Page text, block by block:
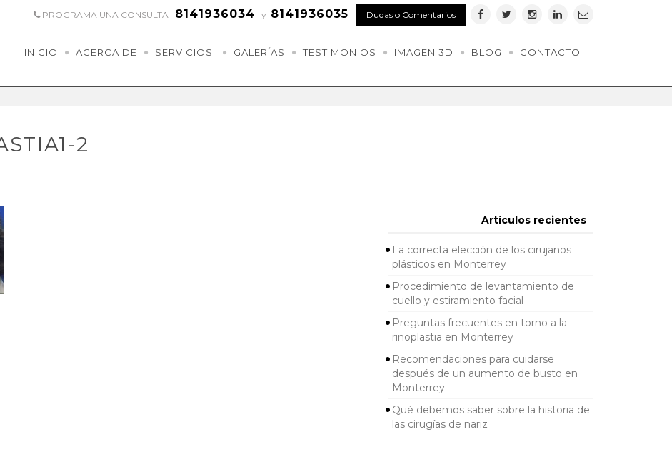
PROGRAMA UNA CONSULTA 8141936034 y 8141936035 Dudas o Comentarios
INICIO ACERCA DE SERVICIOS GALERÍAS TESTIMONIOS IMAGEN 3D BLOG CONTACTO
2
Artículos recientes
La correcta elección de los cirujanos
plásticos en Monterrey
Procedimiento de levantamiento de
cuello y estiramiento facial
Preguntas frecuentes en torno a la
rinoplastia en Monterrey
Recomendaciones para cuidarse
después de un aumento de busto en
Monterrey
Qué debemos saber sobre la historia de
las cirugías de nariz